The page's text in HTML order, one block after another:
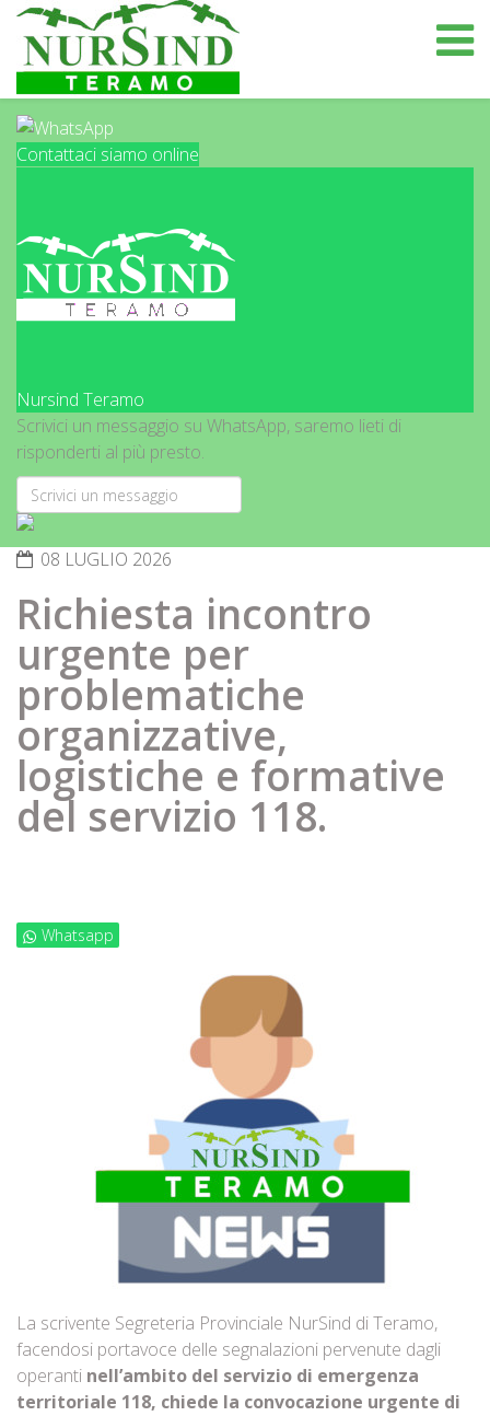
Contattaci siamo online
Nursind Teramo
Scrivici un messaggio su WhatsApp, saremo lieti di
risponderti al più presto.
08 LUGLIO 2026
Richiesta incontro
urgente per
problematiche
organizzative,
logistiche e formative
del servizio 118.
Whatsapp
La scrivente Segreteria Provinciale NurSind di Teramo,
facendosi portavoce delle segnalazioni pervenute dagli
operanti nell’ambito del servizio di emergenza
territoriale 118, chiede la convocazione urgente di